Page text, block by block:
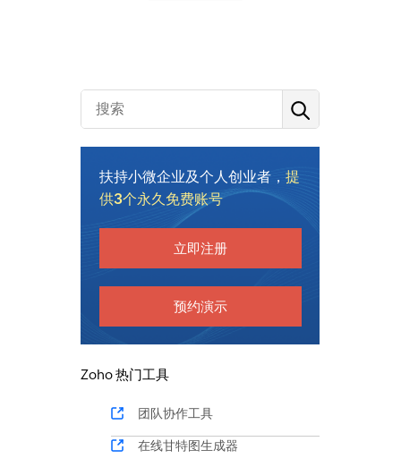
扶持小微企业及个人创业者， 提
供3个永久免费账号
立即注册
预约演示
Zoho 热门工具
团队协作工具
在线甘特图生成器